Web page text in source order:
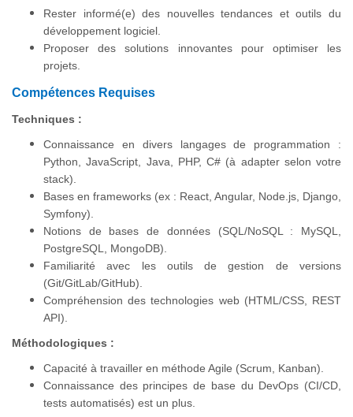
Rester informé(e) des nouvelles tendances et outils du
développement logiciel.
Proposer des solutions innovantes pour optimiser les
projets.
Compétences Requises
Techniques :
Connaissance en divers langages de programmation :
Python, JavaScript, Java, PHP, C# (à adapter selon votre
stack).
Bases en frameworks (ex : React, Angular, Node.js, Django,
Symfony).
Notions de bases de données (SQL/NoSQL : MySQL,
PostgreSQL, MongoDB).
Familiarité avec les outils de gestion de versions
(Git/GitLab/GitHub).
Compréhension des technologies web (HTML/CSS, REST
API).
Méthodologiques :
Capacité à travailler en méthode Agile (Scrum, Kanban).
Connaissance des principes de base du DevOps (CI/CD,
tests automatisés) est un plus.